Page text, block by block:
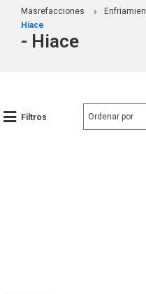
Masrefacciones
Hiace
- Hiace
Filtros